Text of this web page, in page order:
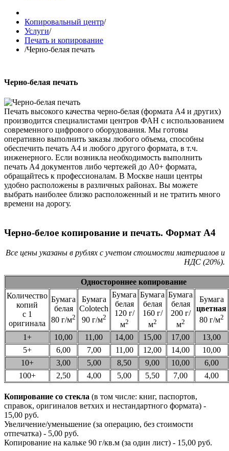
Копировальный центр/
Услуги/
Печать и копирование
/Черно-белая печать
Черно-белая печать
Печать высокого качества черно-белая (формата А4 и других)
производится специалистами центров ФАН с использованием
современного цифрового оборудования. Мы готовы
оперативно выполнить заказы любого объема, способны
обеспечить печать А4 и любого другого формата, в т.ч.
инженерного. Если возникла необходимость выполнить
печать А4 документов либо чертежей до А0+ формата,
обращайтесь к профессионалам. В Москве наши центры
удобно расположены в различных районах. Вы можете
выбрать наиболее близко расположенный и не тратить много
времени на дорогу.
Черно-белое копирование и печать. Формат А4
Все цены указаны в рублях с учетом стоимости материалов и
НДС (20%).
Одностороннее копирование
Количество
копий
с 1
оригинала
Бумага
белая
80 г/м2
Бумага
Colotech
90 г/м2
Бумага
белая
120 г/
м2
Бумага
белая
160 г/
м2
Бумага
белая
200 г/
м2
Бумага
цветная
80 г/м2
1+ 10,00 11,00 14,00 15,00 17,00
13,00
5+
6,00 7,00 11,00 12,00 14,00
10,00
10+
3,00 5,00 8,50 9,00 10,00
6,00
100+
2,50 4,00 5,00 5,50 7,00 4,00
Копирование со стекла (в том числе: книг, паспортов,
справок, оригиналов ветхих и нестандартного формата) -
15,00 руб.
Увеличение/уменьшение (за операцию, без стоимости
отпечатка) - 5,00 руб.
Копирование на кальке 90 г/кв.м (за один лист) - 15,00 руб.